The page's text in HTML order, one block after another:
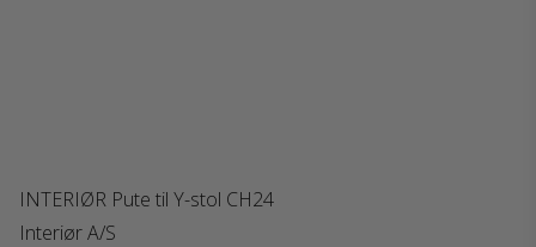
INTERIØR Pute til Y-stol CH24
Interiør A/S